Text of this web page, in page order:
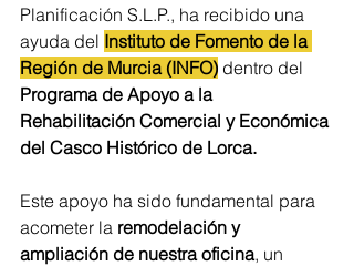
Planificación S.L.P., ha recibido una
ayuda del Instituto de Fomento de la
Región de Murcia (INFO) dentro del
Programa de Apoyo a la
Rehabilitación Comercial y Económica
del Casco Histórico de Lorca.
Este apoyo ha sido fundamental para
acometer la remodelación y
ampliación de nuestra oficina, un